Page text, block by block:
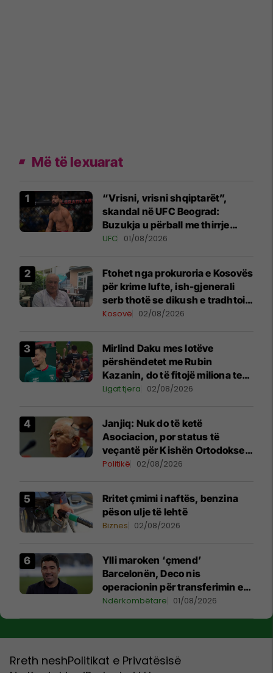
Më të lexuarat
“Vrisni, vrisni shqiptarët”,
skandal në UFC Beograd:
Buzukja u përball me thirrje
anti-shqiptare nga tribunat
UFC 01/08/2026
Ftohet nga prokuroria e Kosovës
për krime lufte, ish-gjenerali
serb thotë se dikush e tradhtoi
në Beograd
Kosovë 02/08/2026
Mirlind Daku mes lotëve
përshëndetet me Rubin
Kazanin, do të fitojë miliona te
Spartak Moska
Ligat tjera 02/08/2026
Janjiq: Nuk do të ketë
Asociacion, por status të
veçantë për Kishën Ortodokse
Serbe në Kosovë
Politikë 02/08/2026
Rritet çmimi i naftës, benzina
pëson ulje të lehtë
Biznes 02/08/2026
Ylli maroken ‘çmend’
Barcelonën, Deco nis
operacionin për transferimin e
tij
Ndërkombëtare 01/08/2026
Rreth neshPolitikat e Privatësisë